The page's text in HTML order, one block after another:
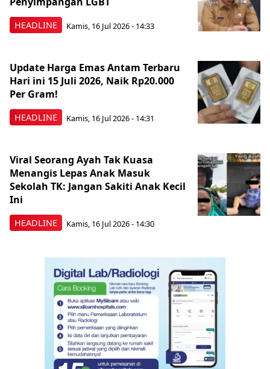
HEADLINE Kamis, 16 Jul 2026 - 14:33
HEADLINE
Update Harga Emas Antam Terbaru
Hari ini 15 Juli 2026, Naik Rp20.000
Per Gram!
Kamis, 16 Jul 2026 - 14:31
HEADLINE
Viral Seorang Ayah Tak Kuasa
Menangis Lepas Anak Masuk
Sekolah TK: Jangan Sakiti Anak Kecil
Ini
Kamis, 16 Jul 2026 - 14:30